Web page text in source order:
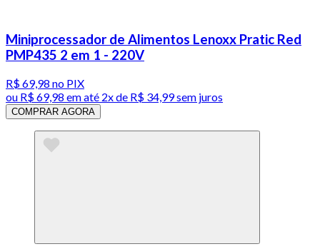
Miniprocessador de Alimentos Lenoxx Pratic Red
PMP435 2 em 1 - 220V
R$ 69,98 no PIX
ou R$ 69,98 em até 2x de R$ 34,99 sem juros
COMPRAR AGORA